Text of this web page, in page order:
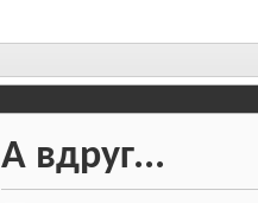
А вдруг...